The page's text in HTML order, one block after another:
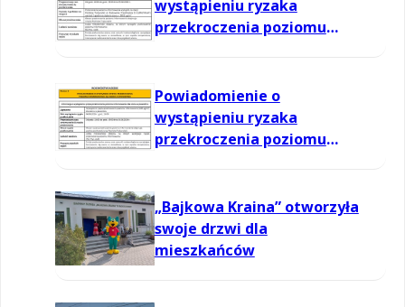
wystąpieniu ryzaka
przekroczenia poziomu
Powiadomienie o
wystąpieniu ryzaka
przekroczenia poziomu
„Bajkowa Kraina” otworzyła
swoje drzwi dla
mieszkańców